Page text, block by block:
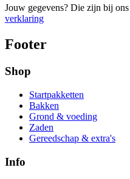
Jouw gegevens? Die zijn bij
verklaring
Footer
Shop
Startpakketten
Bakken
Grond & voeding
Zaden
Gereedschap & extra's
Info